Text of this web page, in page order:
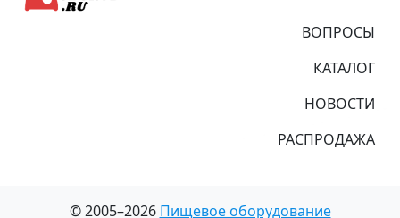
ВОПРОСЫ
КАТАЛОГ
НОВОСТИ
РАСПРОДАЖА
© 2005–2026 Пищевое оборудование